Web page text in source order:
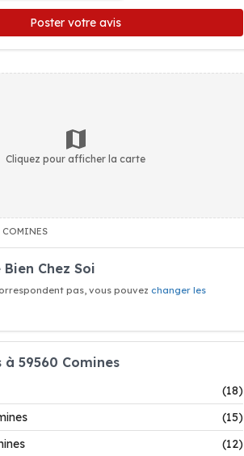
Poster votre avis
Cliquez pour afficher la carte
Chez Soi
pas, vous pouvez changer les
à 59560 Comines
(18)
(15)
(12)